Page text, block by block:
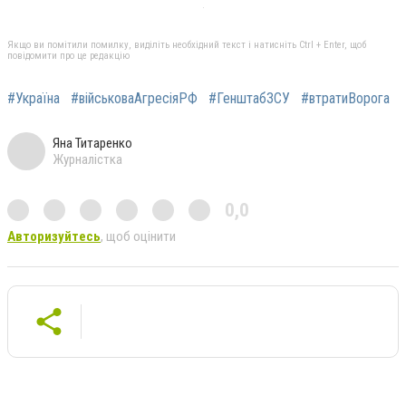
Якщо ви помітили помилку, виділіть необхідний текст і натисніть Ctrl + Enter, щоб
повідомити про це редакцію
#Україна #військоваАгресіяРФ #ГенштабЗСУ #втратиВорога
Яна Титаренко
Журналістка
0,0
Авторизуйтесь, щоб оцінити